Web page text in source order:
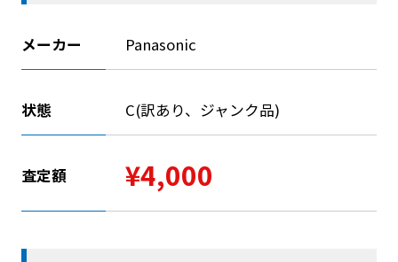
メーカー Panasonic
状態 C(訳あり、ジャンク品)
査定額 ¥4,000